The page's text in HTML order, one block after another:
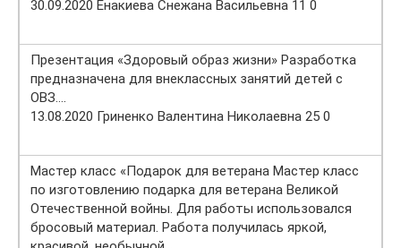
30.09.2020 Енакиева Снежана Васильевна 11 0
Презентация «Здоровый образ жизни» Разработка
предназначена для внеклассных занятий детей с
ОВЗ….
13.08.2020 Гриненко Валентина Николаевна 25 0
Мастер класс «Подарок для ветерана Мастер класс
по изготовлению подарка для ветерана Великой
Отечественной войны. Для работы использовался
бросовый материал. Работа получилась яркой,